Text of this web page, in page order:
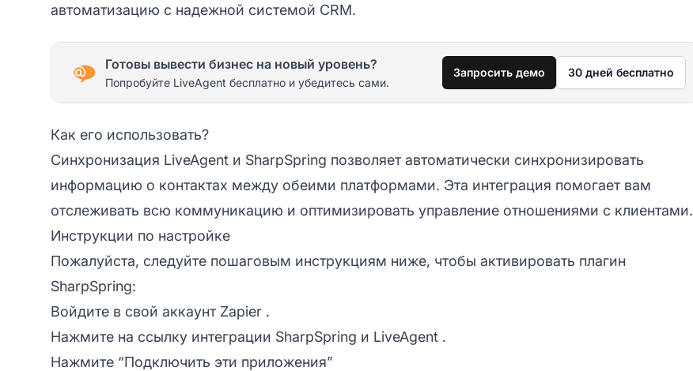
автоматизацию с надежной системой CRM.
Готовы вывести бизнес на новый уровень?
Попробуйте LiveAgent бесплатно и убедитесь сами.
Запросить демо 30 дней бесплатно
Как его использовать?
Синхронизация LiveAgent и SharpSpring позволяет автоматически синхронизировать
информацию о контактах между обеими платформами. Эта интеграция помогает вам
отслеживать всю коммуникацию и оптимизировать управление отношениями с клиентами.
Инструкции по настройке
Пожалуйста, следуйте пошаговым инструкциям ниже, чтобы активировать плагин
SharpSpring:
Войдите в свой аккаунт Zapier .
Нажмите на ссылку интеграции SharpSpring и LiveAgent .
Нажмите “Подключить эти приложения”